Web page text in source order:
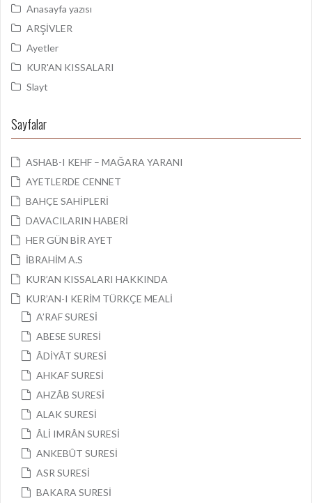
Anasayfa yazısı
ARŞİVLER
Ayetler
KUR'AN KISSALARI
Slayt
Sayfalar
ASHAB-I KEHF – MAĞARA YARANI
AYETLERDE CENNET
BAHÇE SAHİPLERİ
DAVACILARIN HABERİ
HER GÜN BİR AYET
İBRAHİM A.S
KUR’AN KISSALARI HAKKINDA
KUR’AN-I KERİM TÜRKÇE MEALİ
A’RAF SURESİ
ABESE SURESİ
ÂDİYÂT SURESİ
AHKAF SURESİ
AHZÂB SURESİ
ALAK SURESİ
ÂLİ IMRÂN SURESİ
ANKEBÛT SURESİ
ASR SURESİ
BAKARA SURESİ